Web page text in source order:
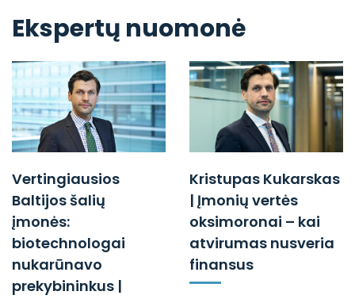
Ekspertų nuomonė
Vertingiausios
Baltijos šalių
įmonės:
biotechnologai
nukarūnavo
prekybininkus |
Kristupas Kukarskas
| Įmonių vertės
oksimoronai – kai
atvirumas nusveria
finansus